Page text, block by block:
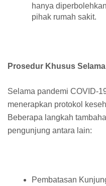
hanya
pihak rumah sakit.
Prosedur Khusus
Selama pandemi COVID-
menerapkan protokol
Beberapa langkah
pengunjung antara lain:
Pembatasan